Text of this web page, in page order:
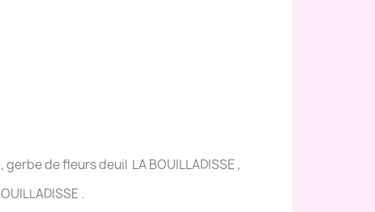
gerbe de fleurs deuil LA BOUILLADISSE ,
.